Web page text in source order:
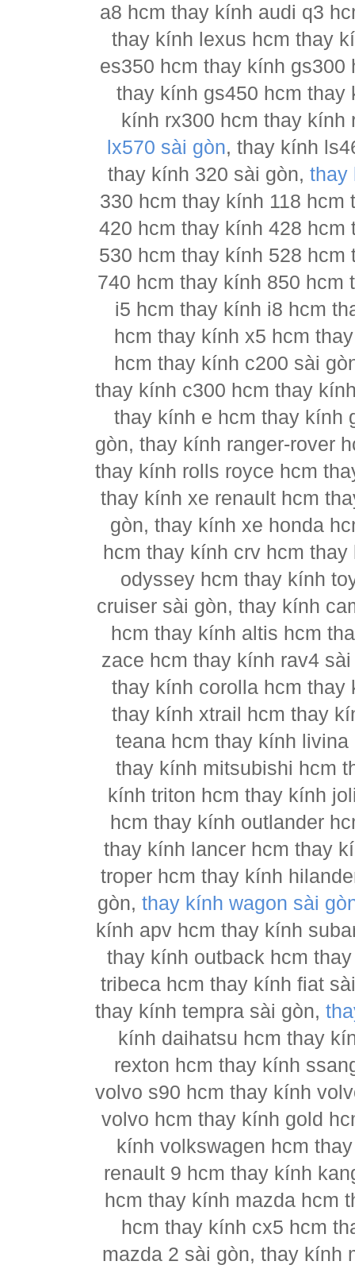
a8 hcm thay kính audi q3
thay kính lexus hcm thay
es350 hcm thay kính
thay kính gs450 hcm thay
kính rx300 hcm thay
lx570 sài gòn, thay kính
thay kính 320 sài gòn,thay
330 hcm thay kính 118
420 hcm thay kính 428
530 hcm thay kính 528
740 hcm thay kính 850
i5 hcm thay kính i8 hcm
hcm thay kính x5 hcm
hcm thay kính c200 sài
thay kính c300 hcm thay
thay kính e hcm thay kính
gòn, thay kính ranger-rover
thay kính rolls royce hcm
thay kính xe renault hcm
gòn, thay kính xe honda
hcm thay kính crv hcm
odyssey hcm thay kính
cruiser sài gòn, thay kính
hcm thay kính altis hcm
zace hcm thay kính rav4
thay kính corolla hcm
thay kính xtrail hcm thay
teana hcm thay kính
thay kính mitsubishi hcm
kính triton hcm thay kính
hcm thay kính outlander
thay kính lancer hcm thay
troper hcm thay kính
gòn, thay kính wagon sài
kính apv hcm thay kính
thay kính outback hcm
tribeca hcm thay kính fiat
thay kính tempra sài gòn,
kính daihatsu hcm thay
rexton hcm thay kính
volvo s90 hcm thay kính
volvo hcm thay kính gold
kính volkswagen hcm
renault 9 hcm thay kính
hcm thay kính mazda hcm
hcm thay kính cx5 hcm
mazda 2 sài gòn, thay kính